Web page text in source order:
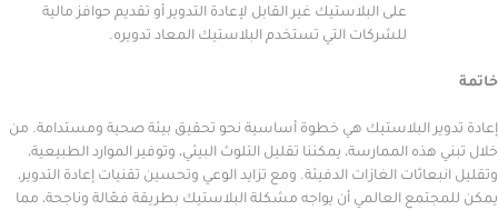
على البلاستيك غير القابل لإعادة التدوير أو تقديم حوافز مالية
للشركات التي تستخدم البلاستيك المعاد تدويره.
البلاستيك هي خطوة أساسية نحو تحقيق بيئة صحية ومستدامة. من
الممارسة، يمكننا تقليل التلوث البيئي، وتوفير الموارد الطبيعية،
الغازات الدفيئة. ومع تزايد الوعي وتحسين تقنيات إعادة التدوير،
العالمي أن يواجه مشكلة البلاستيك بطريقة فعّالة وناجحة، مما